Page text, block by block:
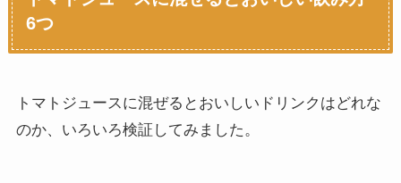
6つ
トマトジュースに混ぜるとおいしいドリンクはどれな
のか、いろいろ検証してみました。